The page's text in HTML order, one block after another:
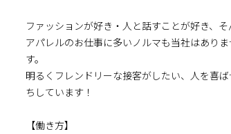
ファッションが好き・人と話すことが好き、そ
アパレルのお仕事に多いノルマも当社はあり
す。
明るくフレンドリーな接客がしたい、人を喜
ちしています！
【働き方】